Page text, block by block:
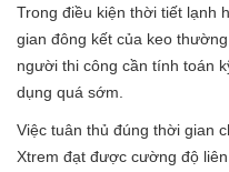
Trong điều kiện thời tiết lạnh
gian đông kết của keo
người thi công cần tính toán
dụng quá sớm.
Việc tuân thủ đúng thời gian
Xtrem đạt được cường độ